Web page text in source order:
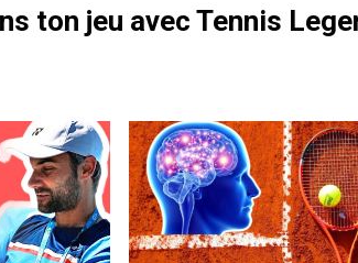
ton jeu avec Tennis